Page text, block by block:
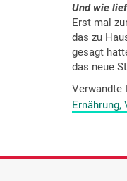
Und wie
Erst mal
das zu
gesagt
das neue
Verwandte
Ernährung,